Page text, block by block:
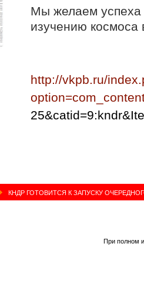
Мы желаем успеха
изучению космоса
http://vkpb.ru/
КНДР ГОТОВИТСЯ К ЗАПУСКУ
При полном